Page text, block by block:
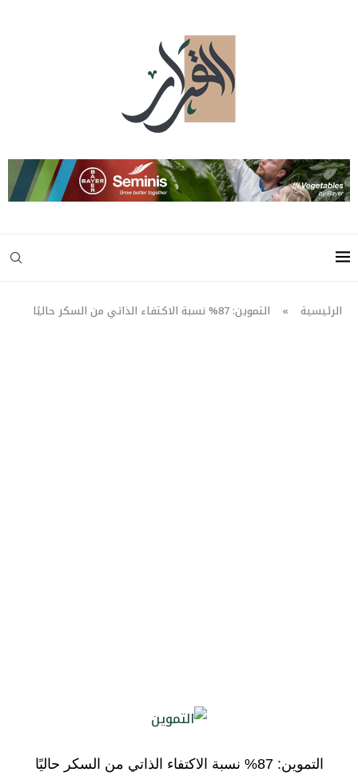
الرئيسية » التموين: 87% نسبة الاكتفاء الذاتي من السكر حاليًا
التموين: 87% نسبة الاكتفاء الذاتي من السكر حاليًا